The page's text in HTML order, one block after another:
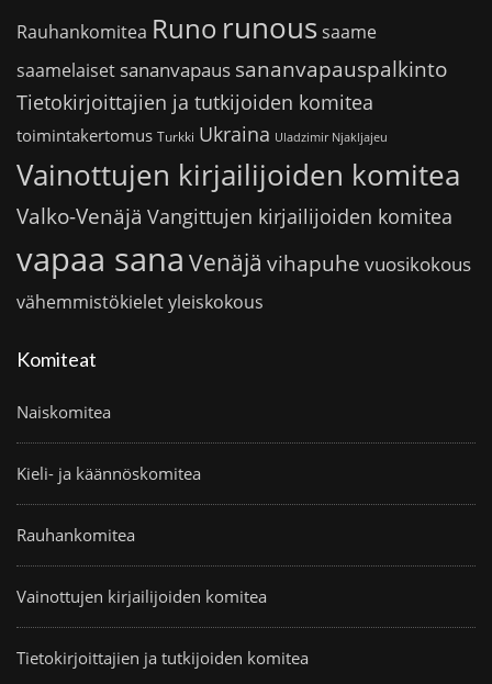
Rauhankomitea Runo runoussaame
saamelaiset sananvapaus sananvapauspalkinto
Tietokirjoittajien ja tutkijoiden komitea
toimintakertomus Turkki Ukraina Uladzimir Njakljajeu
Vainottujen kirjailijoiden komitea
Valko-Venäjä Vangittujen kirjailijoiden komitea
vapaa sana Venäjä vihapuhe vuosikokous
vähemmistökieletyleiskokous
Komiteat
Naiskomitea
Kieli- ja käännöskomitea
Rauhankomitea
Vainottujen kirjailijoiden komitea
Tietokirjoittajien ja tutkijoiden komitea